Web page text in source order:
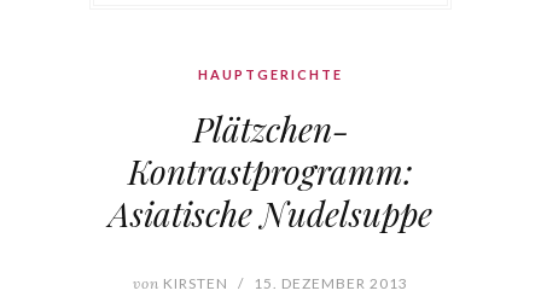
HAUPTGERICHTE
Plätzchen-
Kontrastprogramm:
Asiatische Nudelsuppe
von KIRSTEN / 15. DEZEMBER 2013